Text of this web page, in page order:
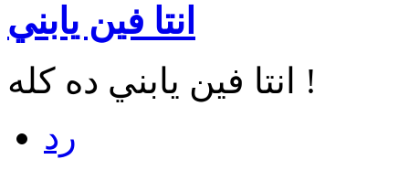
انتا فين يابني
انتا فين يابني ده كله !
رد